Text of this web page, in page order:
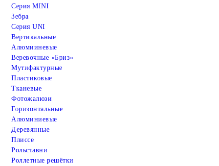
Серия MINI
Зебра
Серия UNI
Вертикальные
Алюмииневые
Веревочные «Бриз»
Мутифактурные
Пластиковые
Тканевые
Фотожалюзи
Горизонтальные
Алюминиевые
Деревянные
Плиссе
Рольставни
Роллетные решётки